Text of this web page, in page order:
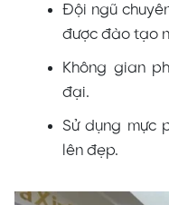
Đội ngũ
được đào tạo
Không gian
đại.
Sử dụng mực
lên đẹp.